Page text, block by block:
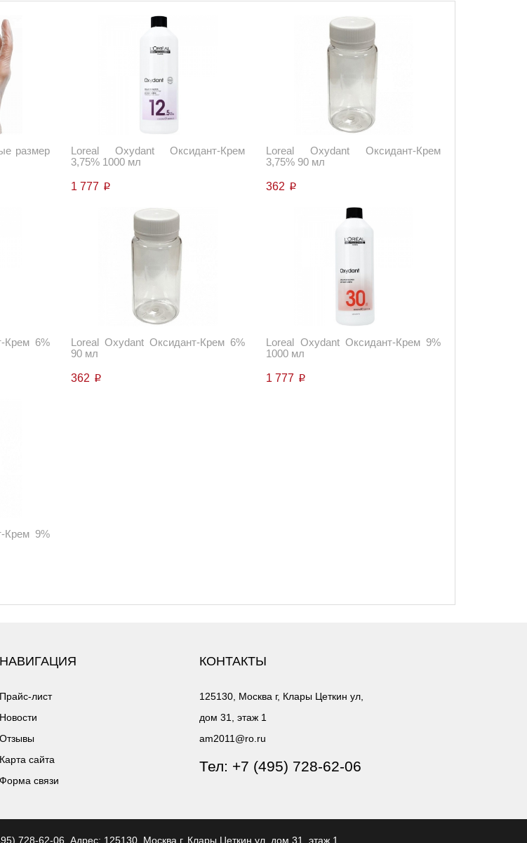
размер
Loreal Oxydant Оксидант-Крем
3,75% 1000 мл
1 777 p
Loreal Oxydant Оксидант-Крем
3,75% 90 мл
362 p
Крем 6%
Loreal Oxydant Оксидант-Крем 6%
90 мл
362 p
Loreal Oxydant Оксидант-Крем 9%
1000 мл
1 777 p
Крем 9%
НАВИГАЦИЯ
Прайс-лист
Новости
Отзывы
Карта сайта
Форма связи
КОНТАКТЫ
125130, Москва г, Клары Цеткин ул,
дом 31, этаж 1
am2011@ro.ru
Тел: +7 (495) 728-62-06
728-62-06 Адрес: 125130, Москва г, Клары Цеткин ул, дом 31, этаж 1